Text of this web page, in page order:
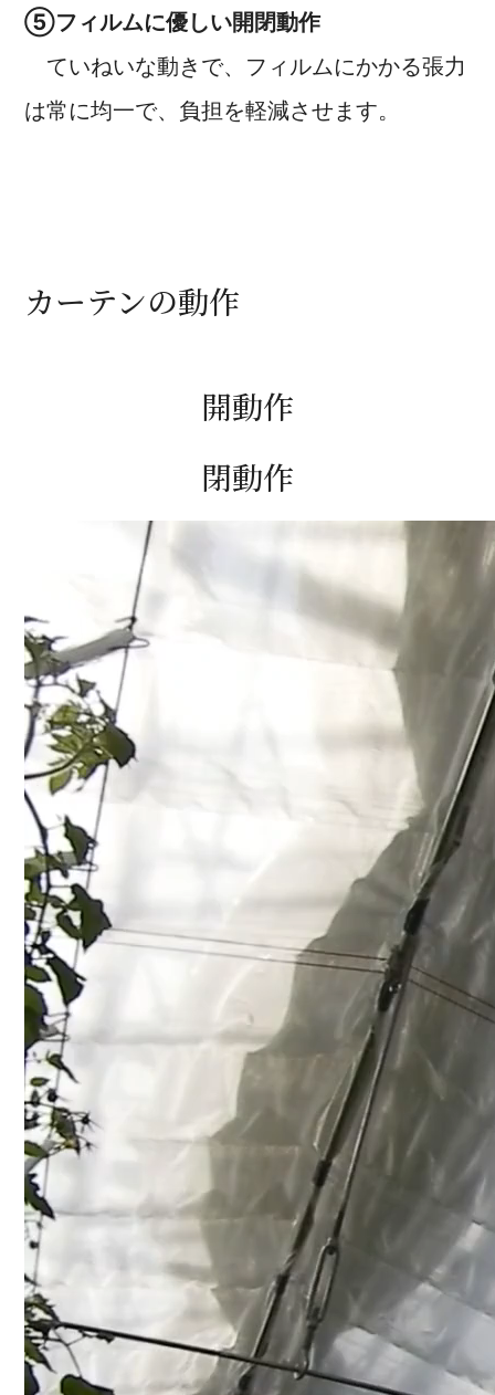
⑤フィルムに優しい開閉動作
ていねいな動きで、フィルムにかかる張力
は常に均一で、負担を軽減させます。
カーテンの動作
開動作
閉動作